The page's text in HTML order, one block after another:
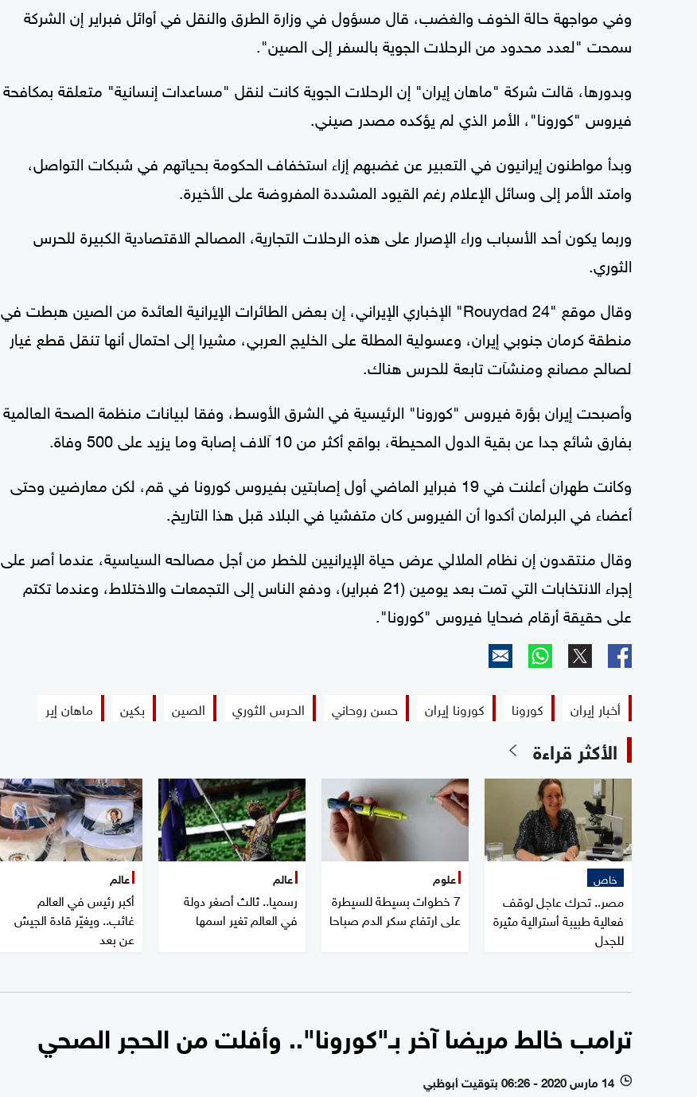
وفي مواجهة حالة الخوف والغضب، قال مسؤول في وزارة الطرق والنقل في أوائل فبراير إن الشركة
سمحت "لعدد محدود من الرحلات الجوية بالسفر إلى الصين".
وبدورها، قالت شركة "ماهان إيران" إن الرحلات الجوية كانت لنقل "مساعدات إنسانية" متعلقة بمكافحة
فيروس "كورونا"، الأمر الذي لم يؤكده مصدر صيني.
وبدأ مواطنون إيرانيون في التعبير عن غضبهم إزاء استخفاف الحكومة بحياتهم في شبكات التواصل،
وامتد الأمر إلى وسائل الإعلام رغم القيود المشددة المفروضة على الأخيرة.
وربما يكون أحد الأسباب وراء الإصرار على هذه الرحلات التجارية، المصالح الاقتصادية الكبيرة للحرس
الثوري.
وقال موقع "Rouydad 24" الإخباري الإيراني، إن بعض الطائرات الإيرانية العائدة من الصين هبطت في
منطقة كرمان جنوبي إيران، وعسولية المطلة على الخليج العربي، مشيرا إلى احتمال أنها تنقل قطع غيار
لصالح مصانع ومنشآت تابعة للحرس هناك.
وأصبحت إيران بؤرة فيروس "كورونا" الرئيسية في الشرق الأوسط، وفقا لبيانات منظمة الصحة العالمية
بفارق شائع جدا عن بقية الدول المحيطة، بواقع أكثر من 10 آلاف إصابة وما يزيد على 500 وفاة.
وكانت طهران أعلنت في 19 فبراير الماضي أول إصابتين بفيروس كورونا في قم، لكن معارضين وحتى
أعضاء في البرلمان أكدوا أن الفيروس كان متفشيا في البلاد قبل هذا التاريخ.
وقال منتقدون إن نظام الملالي عرض حياة الإيرانيين للخطر من أجل مصالحه السياسية، عندما أصر على
إجراء الانتخابات التي تمت بعد يومين (21 فبراير)، ودفع الناس إلى التجمعات والاختلاط، وعندما تكتم
على حقيقة أرقام ضحايا فيروس "كورونا".
أخبار إيران كورونا كورونا إيران حسن روحاني الحرس الثوري الصين بكين ماهان إير
الأكثر قراءة
خاص
مصر.. تحرك عاجل لوقف
فعالية طبيبة أسترالية مثيرة
للجدل
علوم
7 خطوات بسيطة للسيطرة
على ارتفاع سكر الدم صباحا
عالم
رسميا.. ثالث أصغر دولة
في العالم تغير اسمها
عالم
أكبر رئيس في العالم
غائب.. ويغيّر قادة الجيش
عن بعد
ترامب خالط مريضا آخر بـ"كورونا".. وأفلت من الحجر الصحي
l 14 مارس 2020 - 06:26 بتوقيت أبوظبي